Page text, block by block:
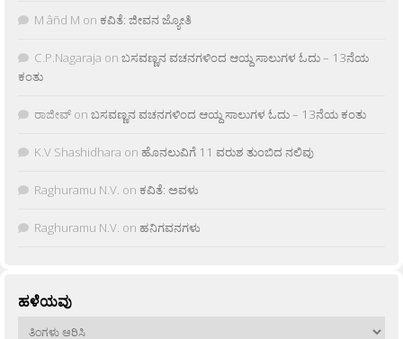
M âñd M on ಕವಿತೆ: ಜೀವನ ಜ್ಯೋತಿ
C.P.Nagaraja on ಬಸವಣ್ಣನ ವಚನಗಳಿಂದ ಆಯ್ದ ಸಾಲುಗಳ ಓದು – 13ನೆಯ
ಕಂತು
ರಾಜೀವ್ on ಬಸವಣ್ಣನ ವಚನಗಳಿಂದ ಆಯ್ದ ಸಾಲುಗಳ ಓದು – 13ನೆಯ ಕಂತು
K.V Shashidhara on ಹೊನಲುವಿಗೆ 11 ವರುಶ ತುಂಬಿದ ನಲಿವು
Raghuramu N.V. on ಕವಿತೆ: ಅವಳು
Raghuramu N.V. on ಹನಿಗವನಗಳು
ಹಳೆಯವು
ಹಳೆಯವು